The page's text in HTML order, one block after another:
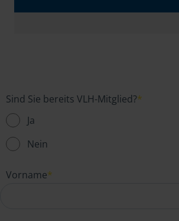
Sind Sie bereits VLH-Mitglied?*
Ja
Nein
Vorname*